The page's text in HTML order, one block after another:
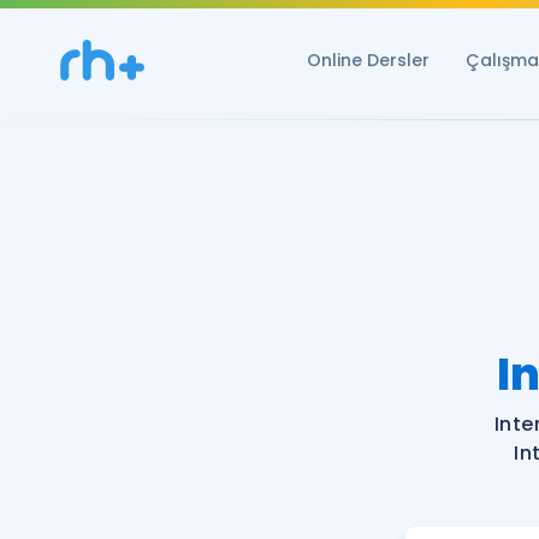
Online Dersler